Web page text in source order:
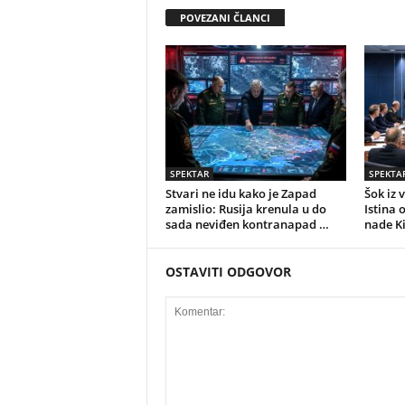
POVEZANI ČLANCI
SPEKTAR
Stvari ne idu kako je Zapad
zamislio: Rusija krenula u do
sada neviđen kontranapad …
Šok iz
Istina
nade
OSTAVITI ODGOVOR